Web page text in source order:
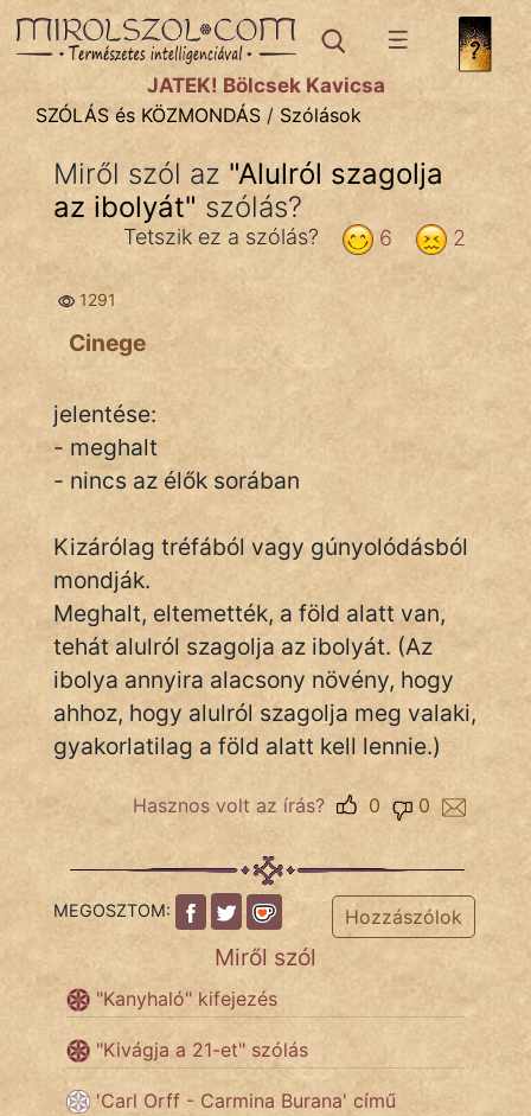
SZÓLÁS ÉS KÖZMONDÁStémák:
Bibliai
Közmondások
Szállóigék
Szóláscsoportok
Szólások
Tréfás
IRODALOM
SZÓLÁS
És
KÖZMONDÁS
MAGYARSÁG
TÖRTÉNELEM
JÁTÉK! Bölcsek Kavicsa
SZÓLÁS és KÖZMONDÁS / Szólások
Miről szól az "Alulról szagolja
az ibolyát" szólás?
2
6
Tetszik ez a szólás?
1291
Cinege
jelentése:
- meghalt
- nincs az élők sorában
Kizárólag tréfából vagy gúnyolódásból
mondják.
Meghalt, eltemették, a föld alatt van,
tehát alulról szagolja az ibolyát. (Az
ibolya annyira alacsony növény, hogy
ahhoz, hogy alulról szagolja meg valaki,
gyakorlatilag a föld alatt kell lennie.)
Hasznos volt az írás? 0
0
MEGOSZTOM: Hozzászólok
Miről szól
"Kanyhaló" kifejezés
"Kivágja a 21-et" szólás
'Carl Orff - Carmina Burana' című